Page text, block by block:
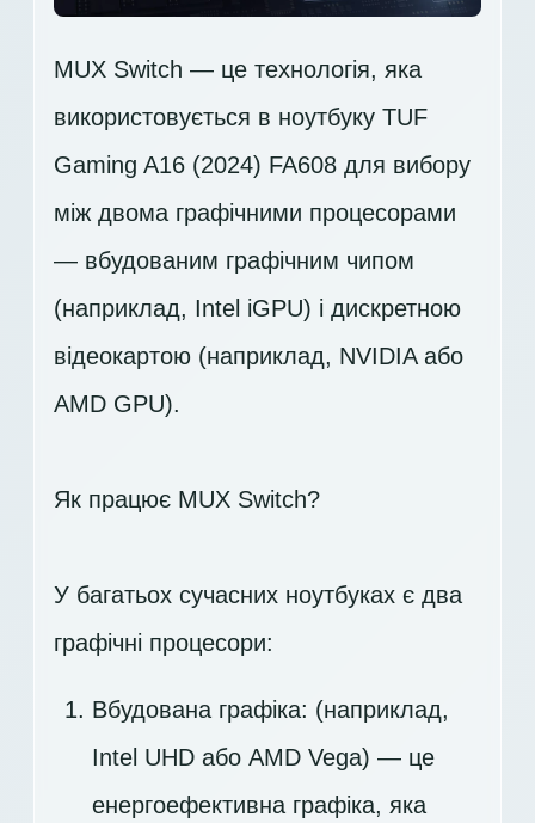
MUX Switch — це технологія, яка
використовується в ноутбуку TUF
Gaming A16 (2024) FA608 для вибору
між двома графічними процесорами
— вбудованим графічним чипом
(наприклад, Intel iGPU) і дискретною
відеокартою (наприклад, NVIDIA або
AMD GPU).
Як працює MUX Switch?
У багатьох сучасних ноутбуках є два
графічні процесори:
Вбудована графіка: (наприклад,
Intel UHD або AMD Vega) — це
енергоефективна графіка, яка